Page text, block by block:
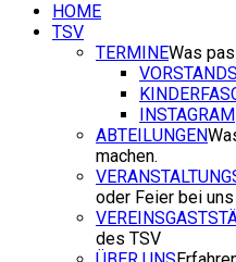
HOME
TSV
TERMINEWas
INSTAGRAM
ABTEILUNGEN
machen.
oder Feier bei uns
des TSV